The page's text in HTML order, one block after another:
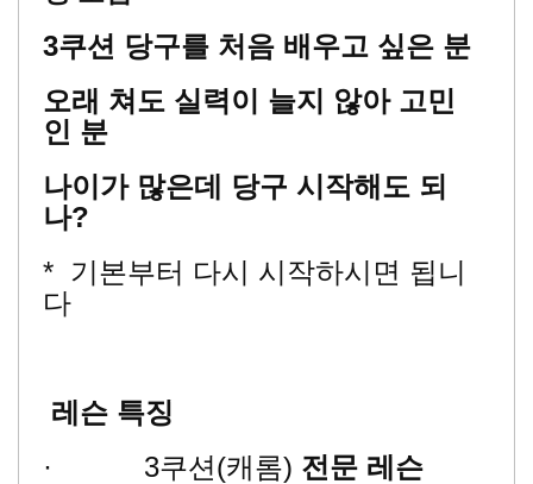
3쿠션 당구를 처음 배우고 싶은 분
오래 쳐도 실력이 늘지 않아 고민
인 분
나이가 많은데 당구 시작해도 되
나?
* 기본부터 다시 시작하시면 됩니
다
레슨 특징
· 3쿠션(캐롬) 전문 레슨